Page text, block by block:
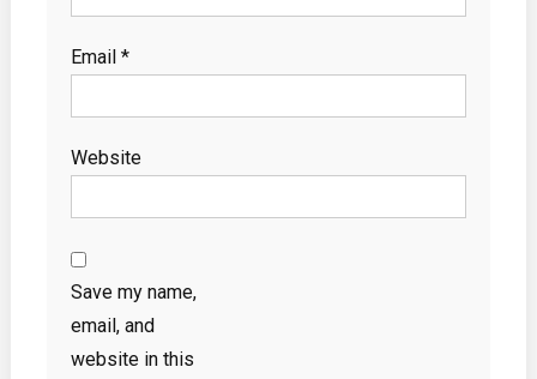
Email *
Website
Save my name,
email, and
website in this